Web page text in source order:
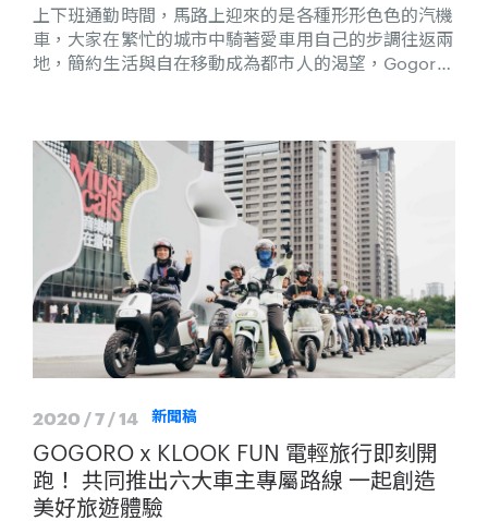
上下班通勤時間，馬路上迎來的是各種形形色色的汽機
車，大家在繁忙的城市中騎著愛車用自己的步調往返兩
地，簡約生活與自在移動成為都市人的渴望，Gogoro
款，不只呼應雙方品牌概念，更思考如何讓騎乘更順暢
舒適，讓車主專注於移動的本質，用日常生活的輕鬆心
情享受騎乘樂趣。
2020 / 7 / 14 新聞稿
GOGORO x KLOOK FUN 電輕旅行即刻開
跑！ 共同推出六大車主專屬路線 一起創造
美好旅遊體驗